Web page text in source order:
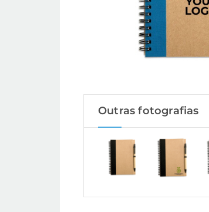
Outras fotografias